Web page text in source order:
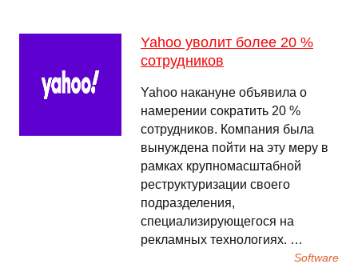
Yahoo уволит более 20 %
сотрудников
Yahoo накануне объявила о
намерении сократить 20 %
сотрудников. Компания была
вынуждена пойти на эту меру в
рамках крупномасштабной
реструктуризации своего
подразделения,
специализирующегося на
рекламных технологиях. …
Software